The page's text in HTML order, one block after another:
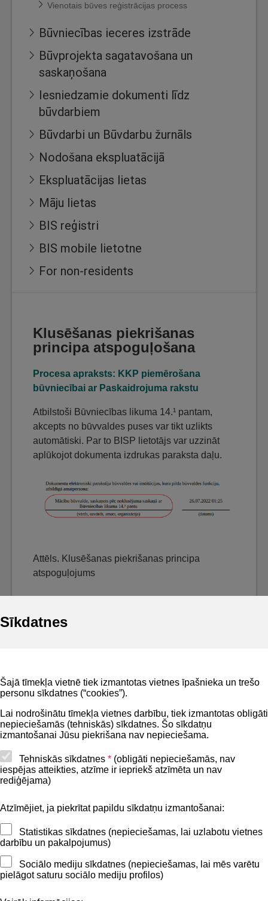
Sīkdatnes
Šajā tīmekļa vietnē tiek izmantotas vietnes īpašnieka un trešo
personu sīkdatnes (“cookies”).
Lai nodrošinātu tīmekļa vietnes darbību, tiek izmantotas obligāti
nepieciešamās (tehniskās) sīkdatnes. Šo sīkdatņu
izmantošanai Jūsu piekrišana nav nepieciešama.
Tehniskās sīkdatnes * (obligāti nepieciešamās, nav
iespējas atteikties, atzīme ir iepriekš atzīmēta un nav
rediģējama)
Atzīmējiet, ja piekrītat papildu sīkdatņu izmantošanai:
Statistikas sīkdatnes (nepieciešamas, lai uzlabotu vietnes
darbību un pakalpojumus)
Sociālo mediju sīkdatnes (nepieciešamas, lai mēs varētu
pielāgot saturu sociālo mediju profilos)
Vienotais būves reģistrācijas process
Būvniecības ieceres izstrāde
Būvprojekta sagatavošana un
saskaņošana
Iesniedzamie dokumenti līdz
būvdarbiem
Būvdarbi un Būvdarbu žurnāls
Nodošana ekspluatācijā
Ekspluatācijas lietas
Māju lietas
BIS reģistri
BIS mobile lietotne
For non-residents
Klusēšanas piekrišanas
principa atspoguļošana
Procesa apraksts: KKP piemērošana
būvniecībai ar Paskaidrojuma rakstu
Atbilstoši Būvniecības likuma 14.¹ pantam,
akcepts no būvvaldes puses var tikt uzlikts
automātiski. Par to BISP lietotājs var uzzināt
aplūkojot dokumenta izdrukas paraksta daļu.
Attēls. Klusēšanas piekrišanas principa
atspoguļojums
Privātuma politika
Lapas karte
Piekļūstamības paziņojums
Kontakti
BIS atbalsta dienesta tālrunis:
Sekojiet mums